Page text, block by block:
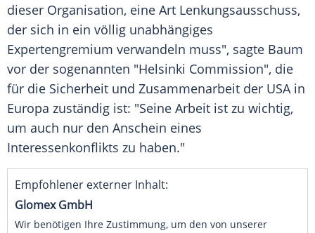
dieser Organisation, eine Art Lenkungsausschuss,
der sich in ein völlig unabhängiges
Expertengremium verwandeln muss", sagte Baum
vor der sogenannten "Helsinki Commission", die
für die Sicherheit und Zusammenarbeit der USAin
Europa zuständig ist: "Seine Arbeit ist zu wichtig,
um auch nur den Anschein eines
Interessenkonflikts zu haben."
Empfohlener externer Inhalt:
Glomex GmbH
Wir benötigen Ihre Zustimmung, um den von unserer